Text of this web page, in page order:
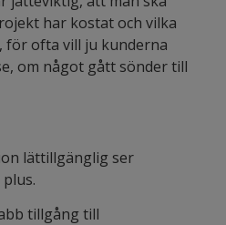
har kostat och vilka
för ofta vill ju kunderna
om något gått sönder till
lättillgänglig ser
tillgång till